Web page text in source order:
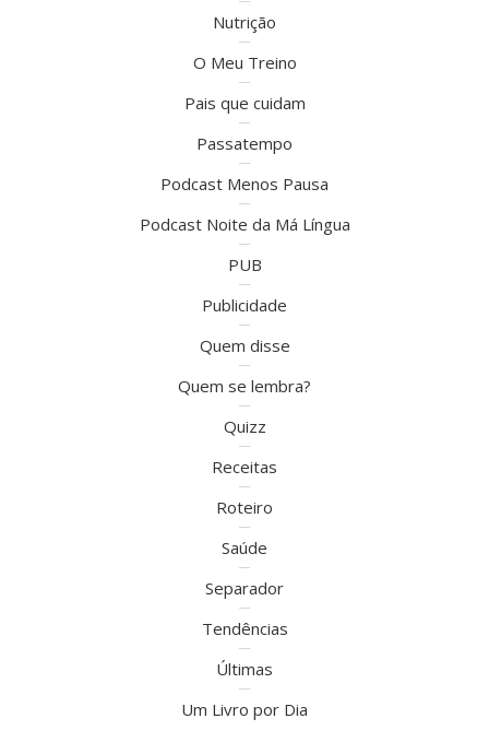
Nutrição
O Meu Treino
Pais que cuidam
Passatempo
Podcast Menos Pausa
Podcast Noite da Má Língua
PUB
Publicidade
Quem disse
Quem se lembra?
Quizz
Receitas
Roteiro
Saúde
Separador
Tendências
Últimas
Um Livro por Dia